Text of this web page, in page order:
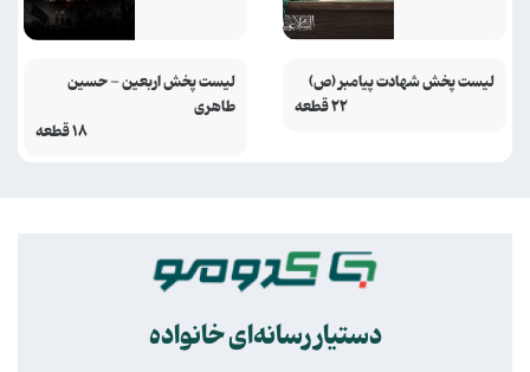
۲۲ قطعه
لیست پخش شهادت پیامبر (ص)
۱۸ قطعه
لیست پخش اربعین - حسین
طاهری
دستیار رسانه‌ای خانواده